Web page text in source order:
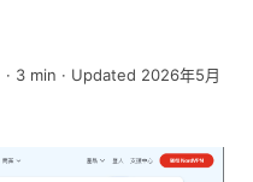
· 3 min · Updated 2026年5月